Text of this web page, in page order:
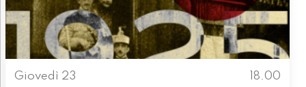
Giovedì 23
18.00